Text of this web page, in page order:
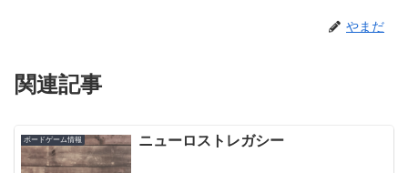
やまだ
関連記事
ボードゲーム情報 ニューロストレガシー